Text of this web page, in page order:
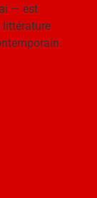
— est